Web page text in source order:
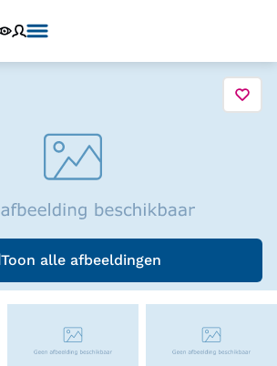
Toon alle afbeeldingen